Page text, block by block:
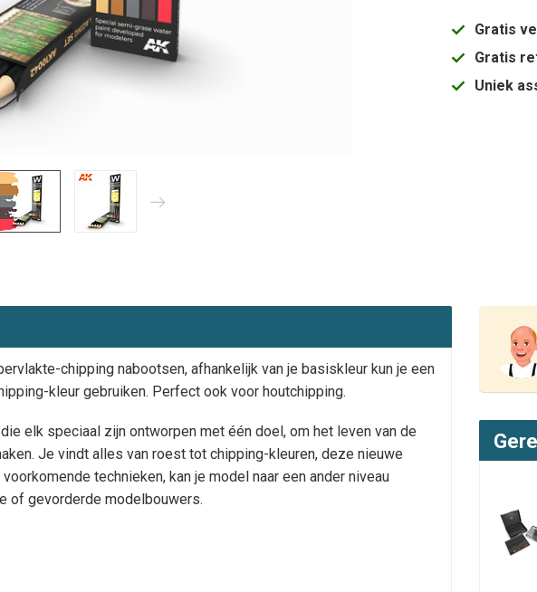
Gratis
Gratis
Uniek
chipping nabootsen, afhankelijk van je basiskleur kun je een
kleur gebruiken. Perfect ook voor houtchipping.
elk speciaal zijn ontworpen met één doel, om het leven van de
Je vindt alles van roest tot chipping-kleuren, deze nieuwe
technieken, kan je model naar een ander niveau
of gevorderde modelbouwers.